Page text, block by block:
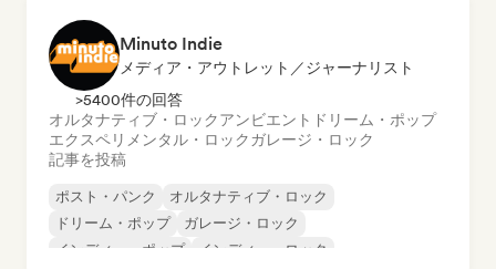
Minuto Indie
メディア・アウトレット／ジャーナリスト
>5400件の回答
オルタナティブ・ロックアンビエント ドリーム・ポップ
エクスペリメンタル・ロックガレージ・ロック
記事を投稿
ポスト・パンク
オルタナティブ・ロック
ドリーム・ポップ
ガレージ・ロック
インディー・ポップ
インディー・ロック